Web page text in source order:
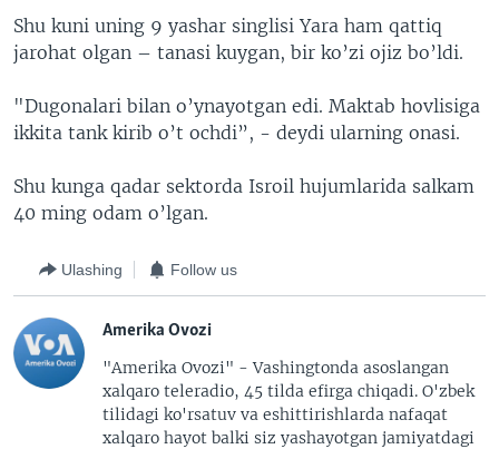
Shu kuni uning 9 yashar singlisi Yara ham qattiq
jarohat olgan – tanasi kuygan, bir ko’zi ojiz bo’ldi.
"Dugonalari bilan o’ynayotgan edi. Maktab hovlisiga
ikkita tank kirib o’t ochdi”, - deydi ularning onasi.
Shu kunga qadar sektorda Isroil hujumlarida salkam
40 ming odam o’lgan.
Ulashing Follow us
Amerika Ovozi
"Amerika Ovozi" - Vashingtonda asoslangan
xalqaro teleradio, 45 tilda efirga chiqadi. O'zbek
tilidagi ko'rsatuv va eshittirishlarda nafaqat
xalqaro hayot balki siz yashayotgan jamiyatdagi